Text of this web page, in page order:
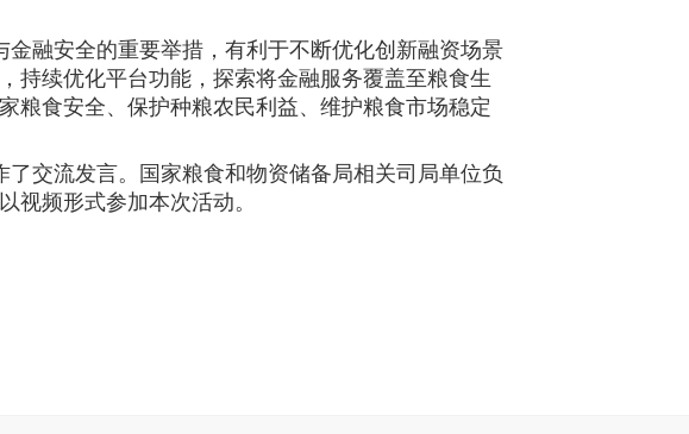
融安全的重要举措，有利于不断优化创新融资场景
持续优化平台功能，探索将金融服务覆盖至粮食生
粮食安全、保护种粮农民利益、维护粮食市场稳定
交流发言。国家粮食和物资储备局相关司局单位负
视频形式参加本次活动。